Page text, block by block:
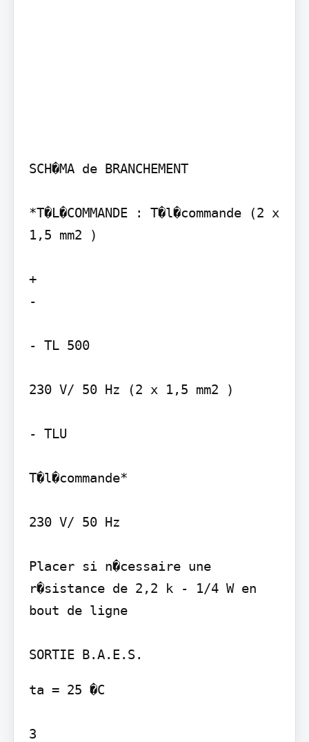
SCH�MA de BRANCHEMENT
*T�L�COMMANDE : T�l�commande (2 x
1,5 mm2 )
+
-
- TL 500
230 V/ 50 Hz (2 x 1,5 mm2 )
- TLU
T�l�commande*
230 V/ 50 Hz
Placer si n�cessaire une
r�sistance de 2,2 k - 1/4 W en
bout de ligne
ta = 25 �C
3